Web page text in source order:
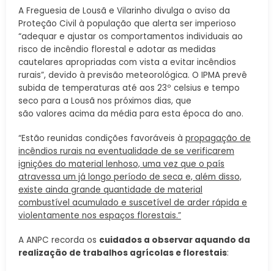
A Freguesia de Lousã e Vilarinho divulga o aviso da
Proteção Civil à população que alerta ser imperioso
“adequar e ajustar os comportamentos individuais ao
risco de incêndio florestal e adotar as medidas
cautelares apropriadas com vista a evitar incêndios
rurais”, devido à previsão meteorológica. O IPMA prevê
subida de temperaturas até aos 23º celsius e tempo
seco para a Lousã nos próximos dias, que
são valores acima da média para esta época do ano.
“Estão reunidas condições favoráveis à propagação de
incêndios rurais na eventualidade de se verificarem
ignições do material lenhoso, uma vez que o país
atravessa um já longo período de seca e, além disso,
existe ainda grande quantidade de material
combustível acumulado e suscetível de arder rápida e
violentamente nos espaços florestais.”
A ANPC recorda os cuidados a observar aquando da
realização de trabalhos agrícolas e florestais: